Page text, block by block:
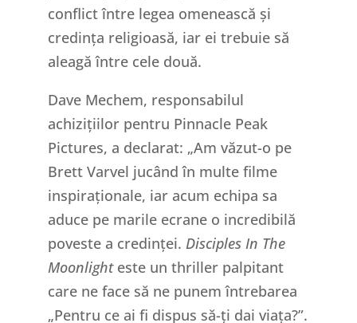
conflict între legea omenească și
credința religioasă, iar ei trebuie să
aleagă între cele două.
Dave Mechem, responsabilul
achizițiilor pentru Pinnacle Peak
Pictures, a declarat: „Am văzut-o pe
Brett Varvel jucând în multe filme
inspiraționale, iar acum echipa sa
aduce pe marile ecrane o incredibilă
poveste a credinței. Disciples In The
Moonlighteste un thriller palpitant
care ne face să ne punem întrebarea
„Pentru ce ai fi dispus să-ți dai viața?”.